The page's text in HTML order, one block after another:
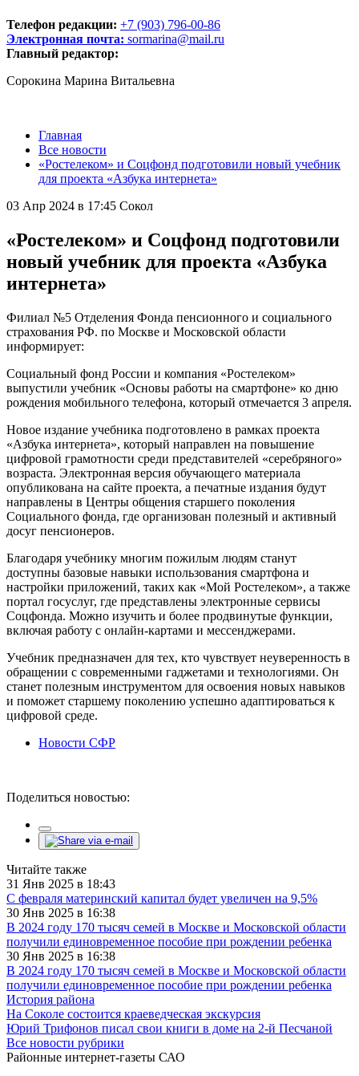
Телефон редакции: +7 (903) 796-00-86
Электронная почта: sormarina@mail.ru
Главный редактор:
Сорокина Марина Витальевна
Главная
Все новости
«Ростелеком» и Соцфонд подготовили новый учебник
для проекта «Азбука интернета»
03 Апр 2024 в 17:45 Сокол
«Ростелеком» и Соцфонд подготовили
новый учебник для проекта «Азбука
интернета»
Филиал №5 Отделения Фонда пенсионного и социального
страхования РФ. по Москве и Московской области
информирует:
Социальный фонд России и компания «Ростелеком»
выпустили учебник «Основы работы на смартфоне» ко дню
рождения мобильного телефона, который отмечается 3 апреля.
Новое издание учебника подготовлено в рамках проекта
«Азбука интернета», который направлен на повышение
цифровой грамотности среди представителей «серебряного»
возраста. Электронная версия обучающего материала
опубликована на сайте проекта, а печатные издания будут
направлены в Центры общения старшего поколения
Социального фонда, где организован полезный и активный
досуг пенсионеров.
Благодаря учебнику многим пожилым людям станут
доступны базовые навыки использования смартфона и
настройки приложений, таких как «Мой Ростелеком», а также
портал госуслуг, где представлены электронные сервисы
Соцфонда. Можно изучить и более продвинутые функции,
включая работу с онлайн-картами и мессенджерами.
Учебник предназначен для тех, кто чувствует неуверенность в
обращении с современными гаджетами и технологиями. Он
станет полезным инструментом для освоения новых навыков
и поможет старшему поколению успешно адаптироваться к
цифровой среде.
Новости СФР
Поделиться новостью:
Читайте также
31 Янв 2025 в 18:43
С февраля материнский капитал будет увеличен на 9,5%
30 Янв 2025 в 16:38
В 2024 году 170 тысяч семей в Москве и Московской области
получили единовременное пособие при рождении ребенка
30 Янв 2025 в 16:38
В 2024 году 170 тысяч семей в Москве и Московской области
получили единовременное пособие при рождении ребенка
История района
На Соколе состоится краеведческая экскурсия
Юрий Трифонов писал свои книги в доме на 2-й Песчаной
Все новости рубрики
Районные интернет-газеты САО